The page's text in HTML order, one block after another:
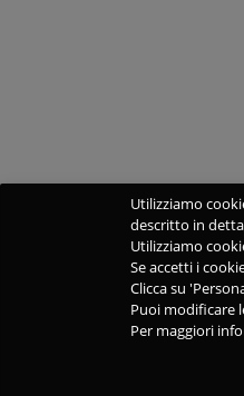
Utilizziamo
descritto in
Utilizziamo
Se accetti i
Clicca su
Puoi modificare
Per maggiori